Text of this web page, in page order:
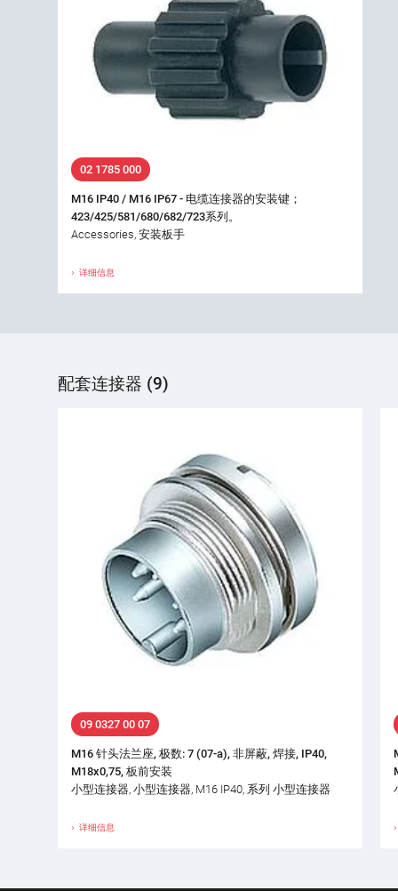
02 1785 000
M16 IP40 / M16 IP67 - 电缆连接器的安装键；
423/425/581/680/682/723系列。
Accessories, 安装板手
详细信息
配套连接器 (9)
09 0327 00 07
M16 针头法兰座, 极数: 7 (07-a), 非屏蔽, 焊接, IP40,
M18x0,75, 板前安装
小型连接器, 小型连接器, M16 IP40, 系列 小型连接器
详细信息